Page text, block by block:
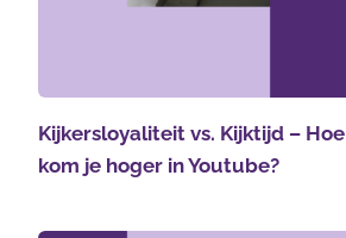
Kijkersloyaliteit vs. Kijktijd – Hoe
kom je hoger in Youtube?